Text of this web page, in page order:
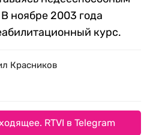
ноябре 2003 года
курс.
Красников
RTVI в Telegram